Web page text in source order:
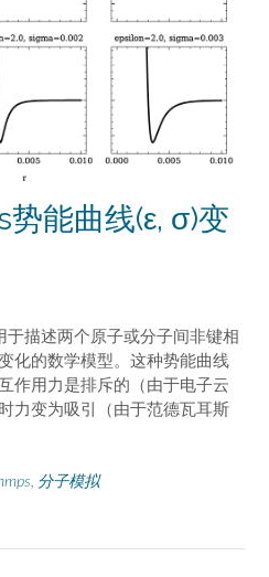
能曲线(ε, σ)变
于描述两个原子或分子间非键相
化的数学模型。这种势能曲线
作用力是排斥的（由于电子云
力变为吸引（由于范德瓦耳斯
分子模拟